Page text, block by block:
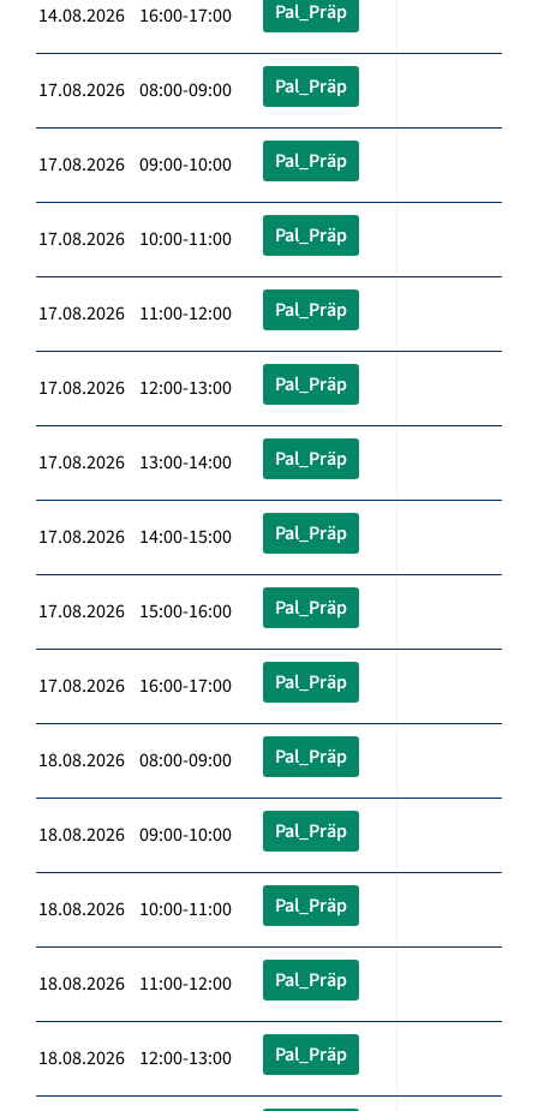
14.08.2026 16:00-17:00 Pal_Präp
17.08.2026 08:00-09:00 Pal_Präp
17.08.2026 09:00-10:00 Pal_Präp
17.08.2026 10:00-11:00 Pal_Präp
17.08.2026 11:00-12:00 Pal_Präp
17.08.2026 12:00-13:00 Pal_Präp
17.08.2026 13:00-14:00 Pal_Präp
17.08.2026 14:00-15:00 Pal_Präp
17.08.2026 15:00-16:00 Pal_Präp
17.08.2026 16:00-17:00 Pal_Präp
18.08.2026 08:00-09:00 Pal_Präp
18.08.2026 09:00-10:00 Pal_Präp
18.08.2026 10:00-11:00 Pal_Präp
18.08.2026 11:00-12:00 Pal_Präp
18.08.2026 12:00-13:00 Pal_Präp